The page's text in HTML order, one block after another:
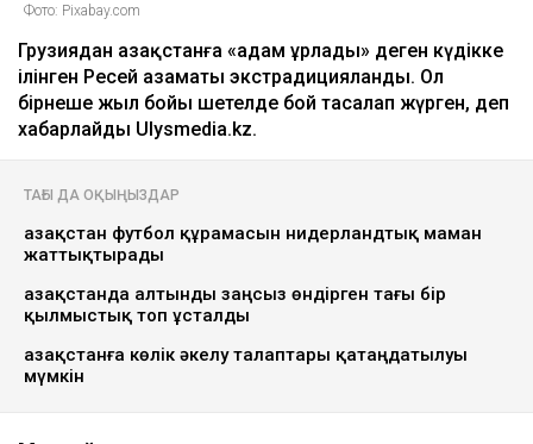
Фото: Pixabay.com
Грузиядан Қазақстанға «адам ұрлады» деген күдікке
ілінген Ресей азаматы экстрадицияланды. Ол
бірнеше жыл бойы шетелде бой тасалап жүрген, деп
хабарлайды Ulysmedia.kz.
ТАҒЫ ДА ОҚЫҢЫЗДАР
Қазақстан футбол құрамасын нидерландтық маман
жаттықтырады
Қазақстанда алтынды заңсыз өндірген тағы бір
қылмыстық топ ұсталды
Қазақстанға көлік әкелу талаптары қатаңдатылуы
мүмкін